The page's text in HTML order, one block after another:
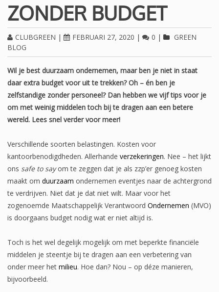
ZONDER BUDGET
CLUBGREEN | FEBRUARI 27, 2020 | 0 |
GREEN
BLOG
Wil je best duurzaam ondernemen, maar ben je niet in staat
daar extra budget voor uit te trekken? Oh – én ben je
zelfstandige zonder personeel? Dan hebben we vijf tips voor je
om met weinig middelen toch bij te dragen aan een betere
wereld. Lees snel verder voor meer!
Verschillende soorten belastingen. Kosten voor
kantoorbenodigdheden. Allerhande verzekeringen. Nee – het lijkt
ons safe to sayom te zeggen dat je als zzp’er genoeg kosten
maakt om duurzaam ondernemen eventjes naar de achtergrond
te verdrijven. Niet dat je dat niet wilt. Maar voor het
zogenoemde Maatschappelijk Verantwoord Ondernemen (MVO)
is doorgaans budget nodig wat er niet altijd is.
Toch is het wel degelijk mogelijk om met beperkte financiële
middelen je steentje bij te dragen aan een verbetering van
onder meer het milieu. Hoe dan? Nou – op déze manieren,
bijvoorbeeld.